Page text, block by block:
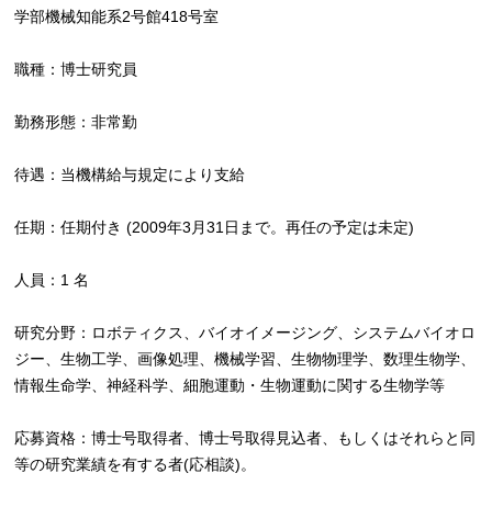
学部機械知能系2号館418号室
職種：博士研究員
勤務形態：非常勤
待遇：当機構給与規定により支給
任期：任期付き (2009年3月31日まで。再任の予定は未定)
人員：1 名
研究分野：ロボティクス、バイオイメージング、システムバイオロ
ジー、生物工学、画像処理、機械学習、生物物理学、数理生物学、
情報生命学、神経科学、細胞運動・生物運動に関する生物学等
応募資格：博士号取得者、博士号取得見込者、もしくはそれらと同
等の研究業績を有する者(応相談)。